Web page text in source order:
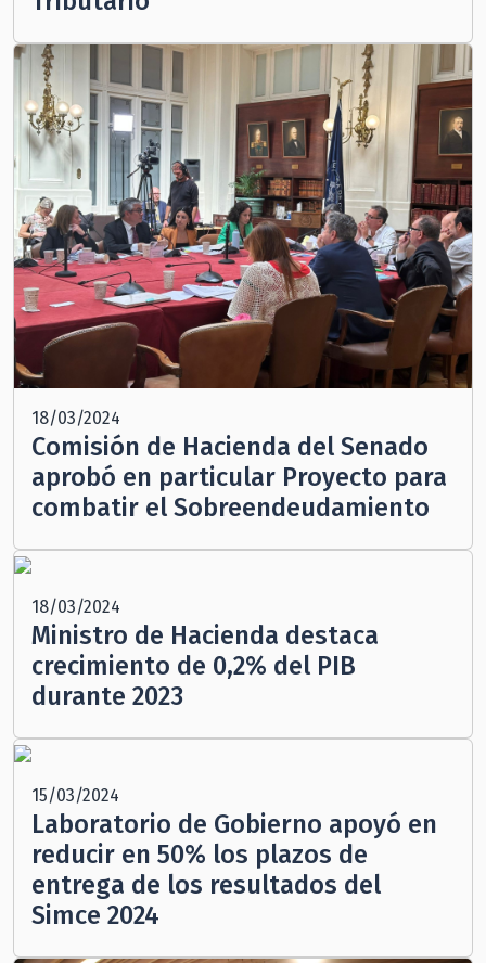
18/03/2024
Comisión de Hacienda del Senado
aprobó en particular Proyecto para
combatir el Sobreendeudamiento
18/03/2024
Ministro de Hacienda destaca
crecimiento de 0,2% del PIB
durante 2023
15/03/2024
Laboratorio de Gobierno apoyó en
reducir en 50% los plazos de
entrega de los resultados del
Simce 2024